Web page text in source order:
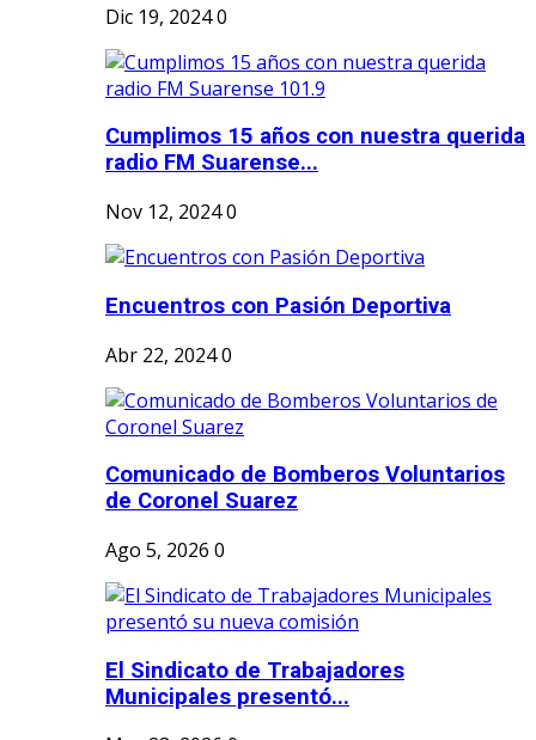
Dic 19, 20240
Cumplimos 15 años con nuestra querida
radio FM Suarense...
Nov 12, 20240
Encuentros con Pasión Deportiva
Abr 22, 20240
Comunicado de Bomberos Voluntarios
de Coronel Suarez
Ago 5, 2026 0
El Sindicato de Trabajadores
Municipales presentó...